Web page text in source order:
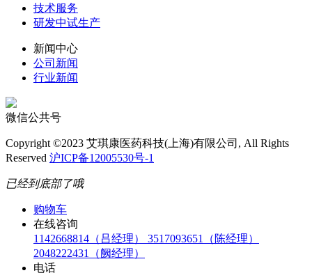
技术服务
研发中试生产
新闻中心
公司新闻
行业新闻
微信公共号
Copyright ©2023 艾琪康医药科技(上海)有限公司, All Rights
Reserved 沪ICP备12005530号-1
已经到底部了哦
购物车
在线咨询
1142668814（吕经理） 3517093651（陈经理）
2048222431（阙经理）
电话